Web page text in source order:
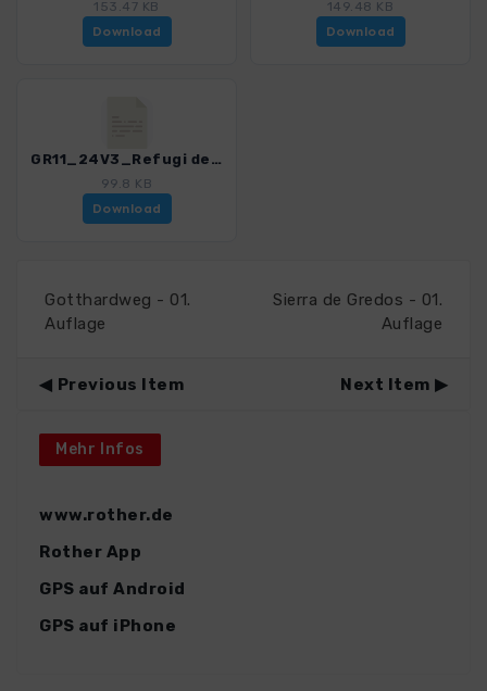
153.47 KB
Download
149.48 KB
Download
GR11_24V3_Refugi de Colomina_Espot_4487_1.gpx
99.8 KB
Download
Gotthardweg - 01.
Auflage
Sierra de Gredos - 01.
Auflage
Previous Item Next Item
Mehr Infos
www.rother.de
Rother App
GPS auf Android
GPS auf iPhone